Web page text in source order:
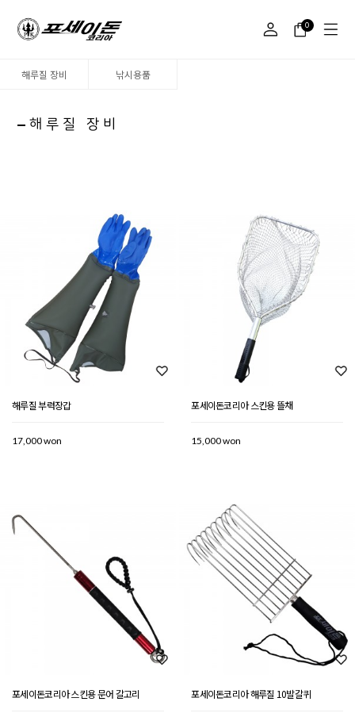
0
해루질 장비 낚시용품
해루질 장비
해루질 부력장갑
17,000 won
포세이돈코리아 스킨용 뜰채
15,000 won
포세이돈코리아 스킨용 문어 갈고리 포세이돈코리아 해루질 10발갈퀴